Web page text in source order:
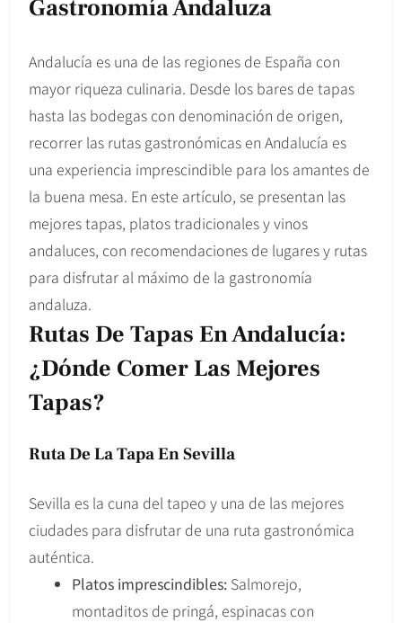
Gastronomía Andaluza
Andalucía es una de las regiones de España con
mayor riqueza culinaria. Desde los bares de tapas
hasta las bodegas con denominación de origen,
recorrer las rutas gastronómicas en Andalucía es
una experiencia imprescindible para los amantes de
la buena mesa. En este artículo, se presentan las
mejores tapas, platos tradicionales y vinos
andaluces, con recomendaciones de lugares y rutas
para disfrutar al máximo de la gastronomía
andaluza.
Rutas De Tapas En Andalucía:
¿Dónde Comer Las Mejores
Tapas?
Ruta De La Tapa En Sevilla
Sevilla es la cuna del tapeo y una de las mejores
ciudades para disfrutar de una ruta gastronómica
auténtica.
Platos imprescindibles: Salmorejo,
montaditos de pringá, espinacas con